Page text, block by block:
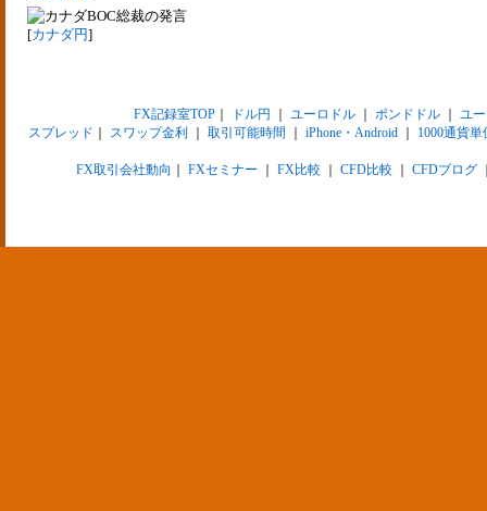
BOC総裁の発言
[カナダ円]
FX記録室TOP｜ ドル円 ユーロドル｜ ポンドドル｜ ユ
スプレッド
スワップ金利 取引可能時間 iPhone・Android 1000通貨単
FX取引会社動向 FXセミナー FX比較 CFD比較 CFDブログ